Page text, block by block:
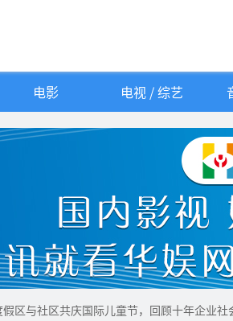
电影 电视 / 综艺
假区与社区共庆国际儿童节，回顾十年企业